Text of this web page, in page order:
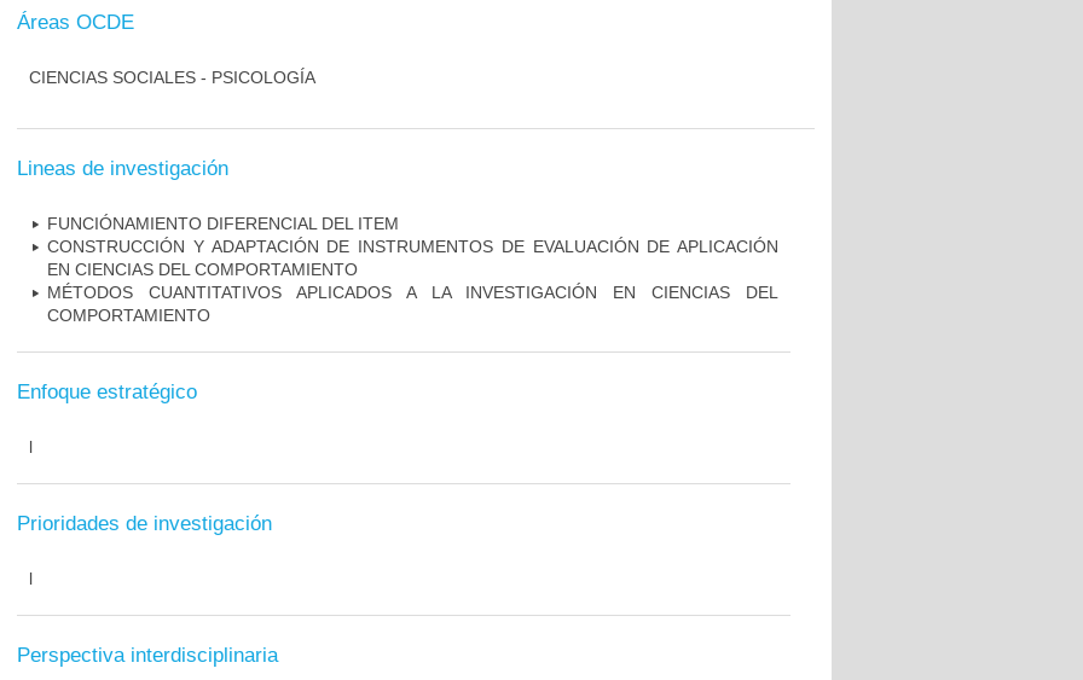
Áreas OCDE
CIENCIAS SOCIALES - PSICOLOGÍA
Lineas de investigación
FUNCIÓNAMIENTO DIFERENCIAL DEL ITEM
CONSTRUCCIÓN Y ADAPTACIÓN DE INSTRUMENTOS DE EVALUACIÓN DE APLICACIÓN
EN CIENCIAS DEL COMPORTAMIENTO
MÉTODOS CUANTITATIVOS APLICADOS A LA INVESTIGACIÓN EN CIENCIAS DEL
COMPORTAMIENTO
Enfoque estratégico
l
Prioridades de investigación
l
Perspectiva interdisciplinaria